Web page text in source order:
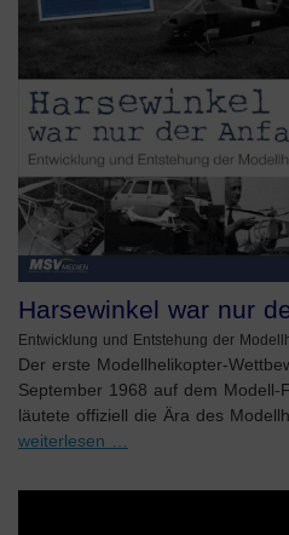
Harsewinkel war nur
Entwicklung und Entstehung der
Der erste Modellhelikopter-
September 1968 auf dem Modell-
läutete offiziell die Ära des
weiterlesen …